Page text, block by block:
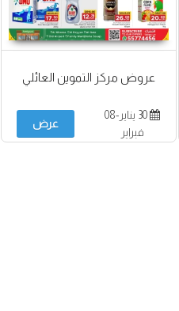
عروض مركز التموين العائلي
30 يناير-08
فبراير
عرض